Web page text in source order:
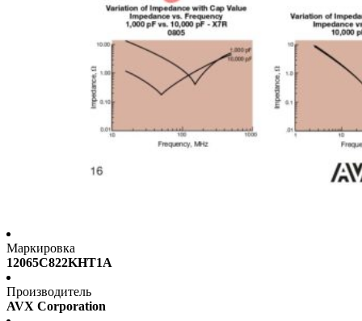
Маркировка
12065C822KHT1A
Производитель
AVX Corporation